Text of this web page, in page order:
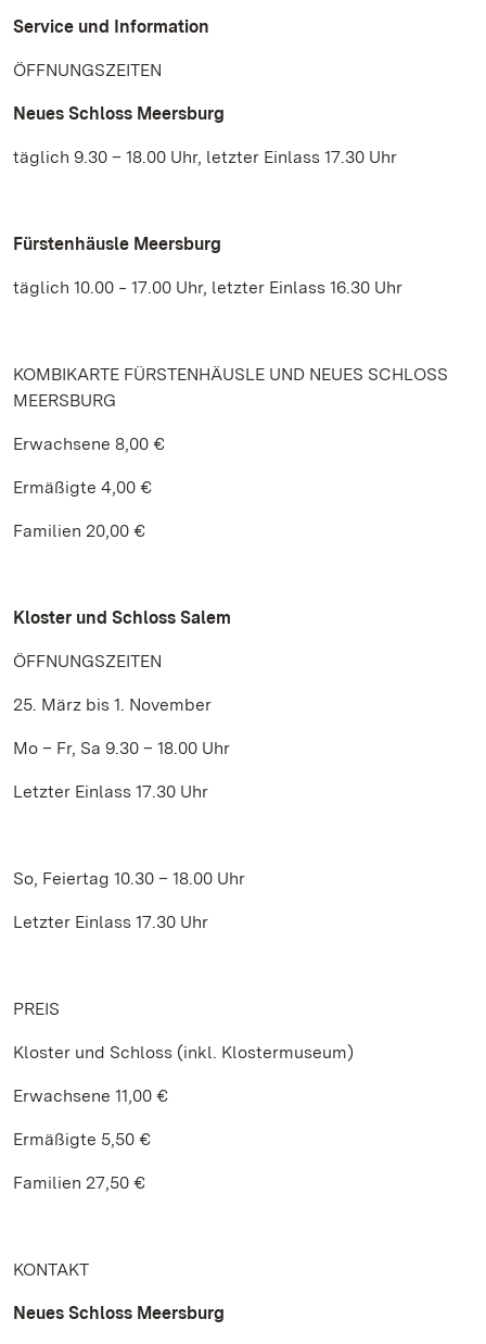
Service und Information
ÖFFNUNGSZEITEN
Neues Schloss Meersburg
täglich 9.30 – 18.00 Uhr, letzter Einlass 17.30 Uhr
Fürstenhäusle Meersburg
täglich 10.00 ‒ 17.00 Uhr, letzter Einlass 16.30 Uhr
KOMBIKARTE FÜRSTENHÄUSLE UND NEUES SCHLOSS
MEERSBURG
Erwachsene 8,00 €
Ermäßigte 4,00 €
Familien 20,00 €
Kloster und Schloss Salem
ÖFFNUNGSZEITEN
25. März bis 1. November
Mo – Fr, Sa 9.30 – 18.00 Uhr
Letzter Einlass 17.30 Uhr
So, Feiertag 10.30 – 18.00 Uhr
Letzter Einlass 17.30 Uhr
PREIS
Kloster und Schloss (inkl. Klostermuseum)
Erwachsene 11,00 €
Ermäßigte 5,50 €
Familien 27,50 €
KONTAKT
Neues Schloss Meersburg